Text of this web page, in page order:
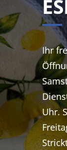
Ihr
Uhr.